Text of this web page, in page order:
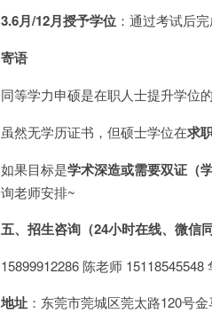
3.6月/12月授予学位 ：通过考试后
寄语
同等学力申硕是在职人士提升学位的
虽然无学历证书，但硕士学位在求
如果目标是学术深造或需要双证（
询老师安排~
五、招生咨询（24小时在线、微信同
15899912286 陈老师 15118545548
地址 ：东莞市莞城区莞太路120号